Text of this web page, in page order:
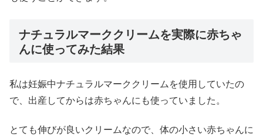
ナチュラルマーククリームを実際に赤ちゃ
んに使ってみた結果
私は妊娠中ナチュラルマーククリームを使用していたの
で、出産してからは赤ちゃんにも使っていました。
とても伸びが良いクリームなので、体の小さい赤ちゃんに